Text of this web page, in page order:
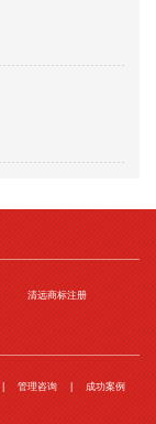
清远商标注册
管理咨询 成功案例